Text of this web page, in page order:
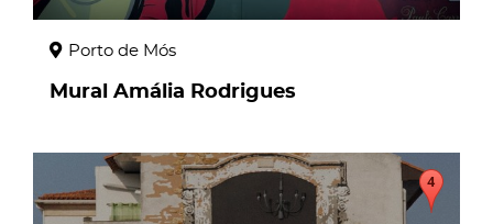
Porto de Mós
Mural Amália Rodrigues
page